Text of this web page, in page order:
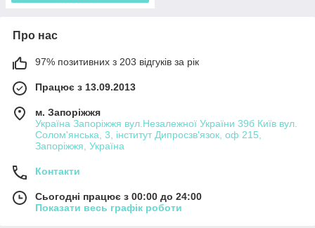
Про нас
97% позитивних з 203 відгуків за рік
Працює з 13.09.2013
м. Запоріжжя
Україна Запоріжжя вул.Незалежної України 39б Київ вул.
Солом'янська, 3, інститут Дипросзв'язок, оф 215,
Запоріжжя, Україна
Контакти
Сьогодні працює з 00:00 до 24:00
Показати весь графік роботи